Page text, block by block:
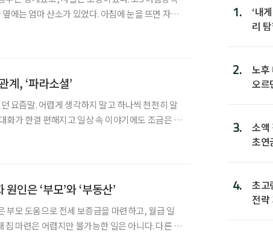
에는 엄마 산소가 있었다. 아침에 눈을 뜨면 자연
계, ‘파라소셜’
요즘말. 어렵게 생각하지 말고 하나씩 천천히 알
화가 한결 편해지고 일상 속 이야기에도 조금은 젊
인은 ‘부모’와 ‘부동산’
부모 도움으로 전세 보증금을 마련하고, 월급 일
마련은 어렵지만 불가능한 일은 아니다. 다른 한
1.
‘내
리
2.
노후
오르
3.
소액
초연
4.
초고
전략